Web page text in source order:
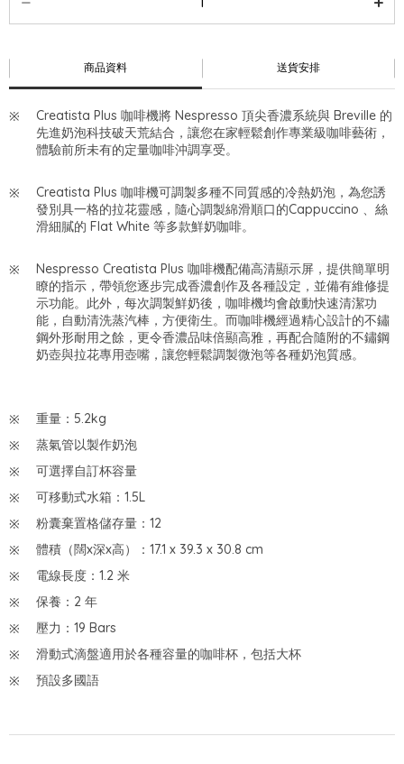
商品資料 送貨安排
Creatista Plus 咖啡機將 Nespresso 頂尖香濃系統與 Breville 的
先進奶泡科技破天荒結合，讓您在家輕鬆創作專業級咖啡藝術，
體驗前所未有的定量咖啡沖調享受。
Creatista Plus 咖啡機可調製多種不同質感的冷熱奶泡，為您誘
發別具一格的拉花靈感，隨心調製綿滑順口的Cappuccino 、絲
滑細膩的 Flat White 等多款鮮奶咖啡。
Nespresso Creatista Plus 咖啡機配備高清顯示屏，提供簡單明
瞭的指示，帶領您逐步完成香濃創作及各種設定，並備有維修提
示功能。此外，每次調製鮮奶後，咖啡機均會啟動快速清潔功
能，自動清洗蒸汽棒，方便衛生。而咖啡機經過精心設計的不鏽
鋼外形耐用之餘，更令香濃品味倍顯高雅，再配合隨附的不鏽鋼
奶壺與拉花專用壺嘴，讓您輕鬆調製微泡等各種奶泡質感。
重量：5.2kg
蒸氣管以製作奶泡
可選擇自訂杯容量
可移動式水箱：1.5L
粉囊棄置格儲存量：12
體積（闊x深x高）：17.1 x 39.3 x 30.8 cm
電線長度：1.2 米
保養：2 年
壓力：19 Bars
滑動式滴盤適用於各種容量的咖啡杯，包括大杯
預設多國語